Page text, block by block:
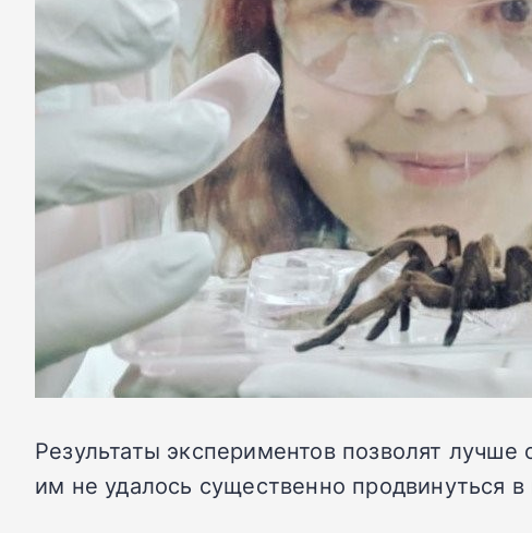
Результаты экспериментов позволят
им не удалось существенно продвинуться